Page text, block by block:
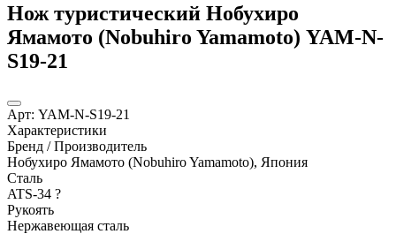
Нож туристический Нобухиро
Ямамото (Nobuhiro Yamamoto) YAM-N-
S19-21
Арт: YAM-N-S19-21
Характеристики
Бренд / Производитель
Нобухиро Ямамото (Nobuhiro Yamamoto), Япония
Сталь
ATS-34 ?
Рукоять
Нержавеющая сталь